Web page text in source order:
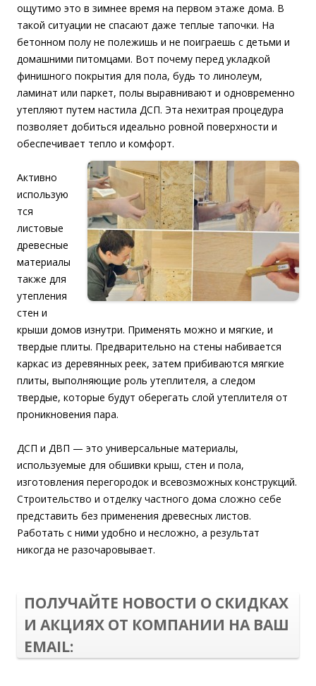
ощутимо это в зимнее время на первом этаже дома. В
такой ситуации не спасают даже теплые тапочки. На
бетонном полу не полежишь и не поиграешь с детьми и
домашними питомцами. Вот почему перед укладкой
финишного покрытия для пола, будь то линолеум,
ламинат или паркет, полы выравнивают и одновременно
утепляют путем настила ДСП. Эта нехитрая процедура
позволяет добиться идеально ровной поверхности и
обеспечивает тепло и комфорт.
Активно
использую
тся
листовые
древесные
материалы
также для
утепления
стен и
крыши домов изнутри. Применять можно и мягкие, и
твердые плиты. Предварительно на стены набивается
каркас из деревянных реек, затем прибиваются мягкие
плиты, выполняющие роль утеплителя, а следом
твердые, которые будут оберегать слой утеплителя от
проникновения пара.
ДСП и ДВП — это универсальные материалы,
используемые для обшивки крыш, стен и пола,
изготовления перегородок и всевозможных конструкций.
Строительство и отделку частного дома сложно себе
представить без применения древесных листов.
Работать с ними удобно и несложно, а результат
никогда не разочаровывает.
ПОЛУЧАЙТЕ НОВОСТИ О СКИДКАХ
И АКЦИЯХ ОТ КОМПАНИИ НА ВАШ
EMAIL: